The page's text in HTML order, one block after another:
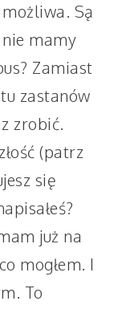
Są
mamy
Zamiast
zastanów
zrobić.
(patrz
się
już na
mogłem. I
To